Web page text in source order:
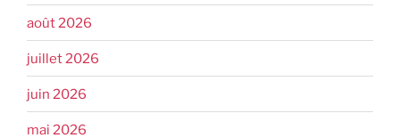
août 2026
juillet 2026
juin 2026
mai 2026